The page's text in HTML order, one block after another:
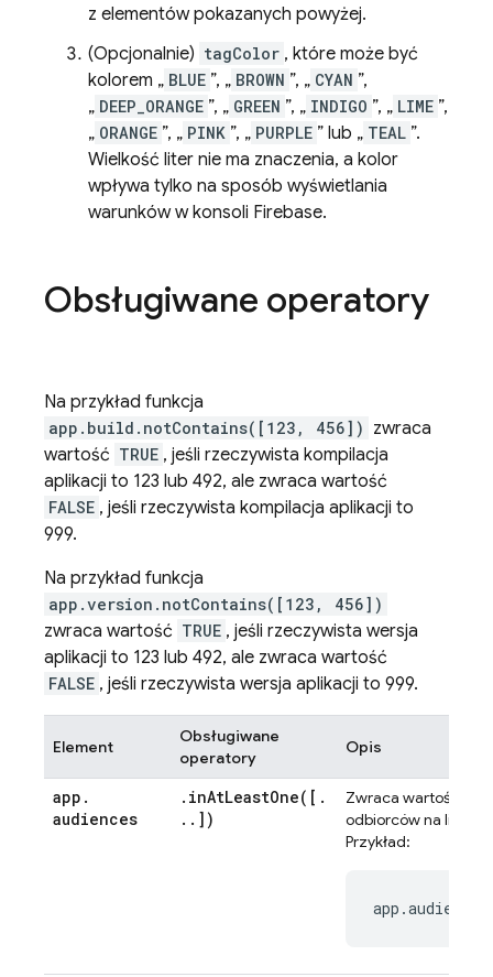
z elementów pokazanych powyżej.
(Opcjonalnie) tagColor , które może być
kolorem „ BLUE ”, „ BROWN ”, „ CYAN ”,
„ DEEP_ORANGE ”, „ GREEN ”, „ INDIGO ”, „ LIME ”,
„ ORANGE ”, „ PINK ”, „ PURPLE ” lub „ TEAL ”.
Wielkość liter nie ma znaczenia, a kolor
wpływa tylko na sposób wyświetlania
warunków w konsoli Firebase.
Obsługiwane operatory
Na przykład funkcja
app.build.notContains([123, 456]) zwraca
wartość TRUE , jeśli rzeczywista kompilacja
aplikacji to 123 lub 492, ale zwraca wartość
FALSE , jeśli rzeczywista kompilacja aplikacji to
999.
Na przykład funkcja
app.version.notContains([123, 456])
zwraca wartość TRUE , jeśli rzeczywista wersja
aplikacji to 123 lub 492, ale zwraca wartość
FALSE , jeśli rzeczywista wersja aplikacji to 999.
Element
Obsługiwane
operatory
Opis
app .
audiences
. inAtLeastOne( [ .
. . ])
Zwraca wartość
odbiorców na liście.
Przykład: